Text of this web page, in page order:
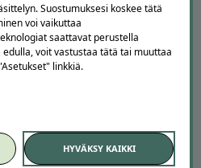
Suostumuksesi koskee tätä
voi vaikuttaa
saattavat perustella
voit vastustaa tätä tai muuttaa
linkkiä.
HYVÄKSY KAIKKI